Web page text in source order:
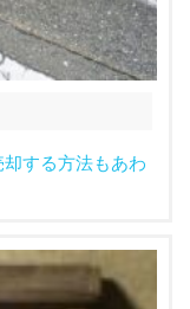
する方法もあわ